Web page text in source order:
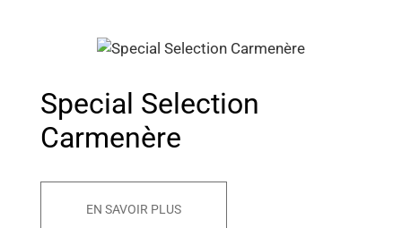
Special Selection
Carmenère
EN SAVOIR PLUS